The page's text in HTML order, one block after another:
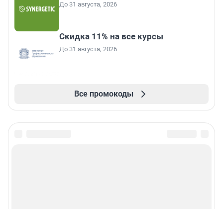
До 31 августа, 2026
Скидка 11% на все курсы
До 31 августа, 2026
Все промокоды